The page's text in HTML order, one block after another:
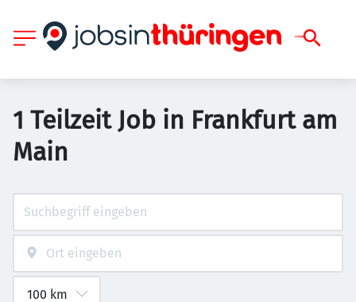
1 Teilzeit Job in Frankfurt am
Main